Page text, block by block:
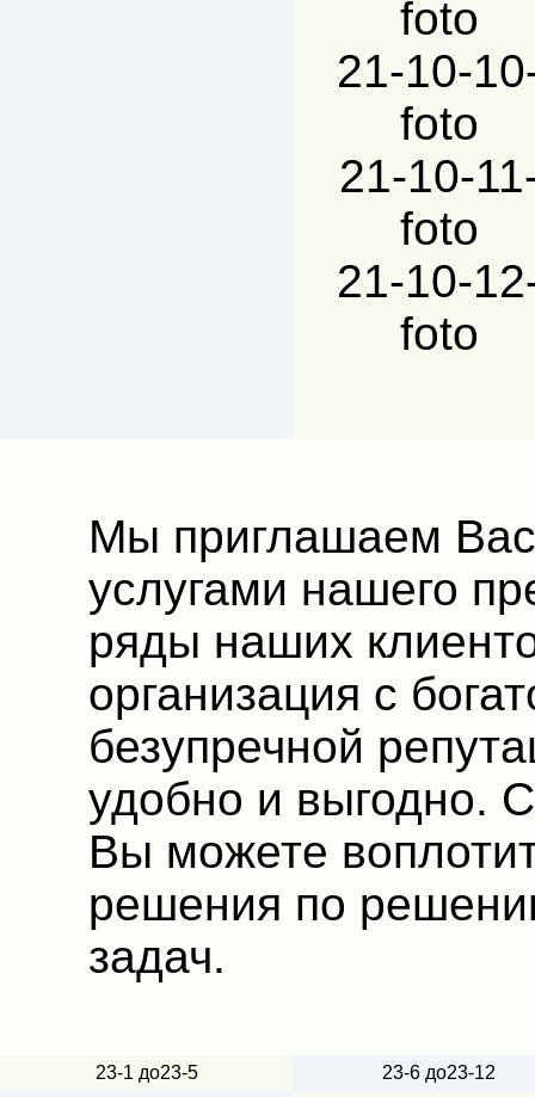
foto
21-10-
foto
21-10-
foto
21-10-
foto
Мы приглашаем Вас
услугами нашего
ряды наших
организация с
безупречной
удобно и выгодно.
Вы можете
решения по
задач.
23-1 до23-5 23-6 до23-12